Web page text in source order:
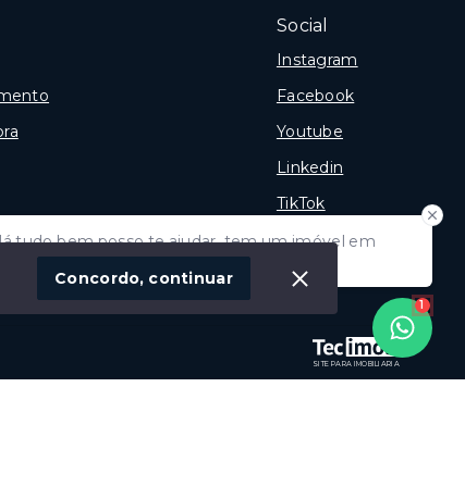
e Região
Social
Instagram
Facebook
Youtube
Linkedin
TikTok
SITE PARA IMOBILIARIA
tudo bem posso te ajudar, tem um imóvel em
Quer fazer a sua oferta?
1
Concordo, continuar